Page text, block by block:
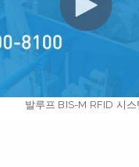
발루프 BIS-M RFID 시스